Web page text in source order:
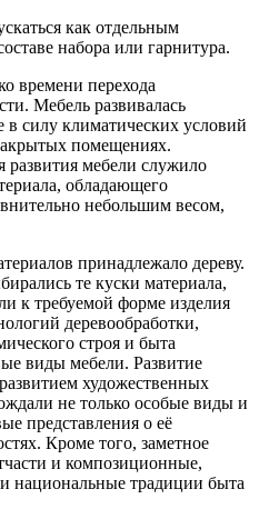
как отдельным
набора или гарнитура.
времени перехода
Мебель развивалась
в силу климатических условий
помещениях.
мебели служило
обладающего
небольшим весом,
принадлежало дереву.
те куски материала,
к требуемой форме изделия
деревообработки,
строя и быта
виды мебели. Развитие
художественных
не только особые виды и
представления о её
Кроме того, заметное
и композиционные,
национальные традиции быта